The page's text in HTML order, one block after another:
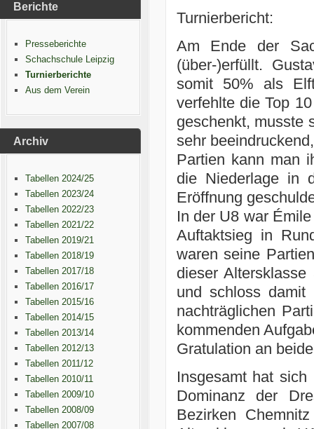
Berichte
Presseberichte
Schachschule Leipzig
Turnierberichte
Aus dem Verein
Archiv
Tabellen 2024/25
Tabellen 2023/24
Tabellen 2022/23
Tabellen 2021/22
Tabellen 2019/21
Tabellen 2018/19
Tabellen 2017/18
Tabellen 2016/17
Tabellen 2015/16
Tabellen 2014/15
Tabellen 2013/14
Tabellen 2012/13
Tabellen 2011/12
Tabellen 2010/11
Tabellen 2009/10
Tabellen 2008/09
Tabellen 2007/08
Turnierbericht:
Am Ende der
(über-)erfüllt.
somit 50% als
verfehlte die Top
geschenkt, musste
sehr
Partien kann man
die Niederlage in
Eröffnung
In der U8 war
Auftaktsieg in
waren seine
dieser
und schloss
nachträglichen
kommenden
Gratulation an
Insgesamt hat
Dominanz der
Bezirken